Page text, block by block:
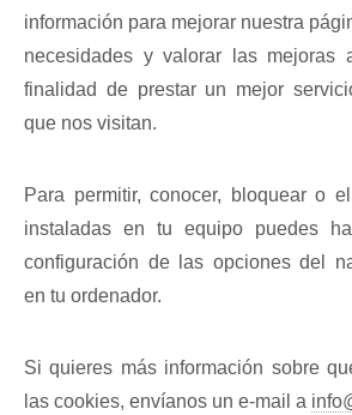
información para mejorar nuestra
necesidades y valorar las mejoras
finalidad de prestar un mejor
que nos visitan.
Para permitir, conocer, bloquear o
instaladas en tu equipo puedes
configuración de las opciones del
en tu ordenador.
Si quieres más información sobre
las cookies, envíanos un e-mail a